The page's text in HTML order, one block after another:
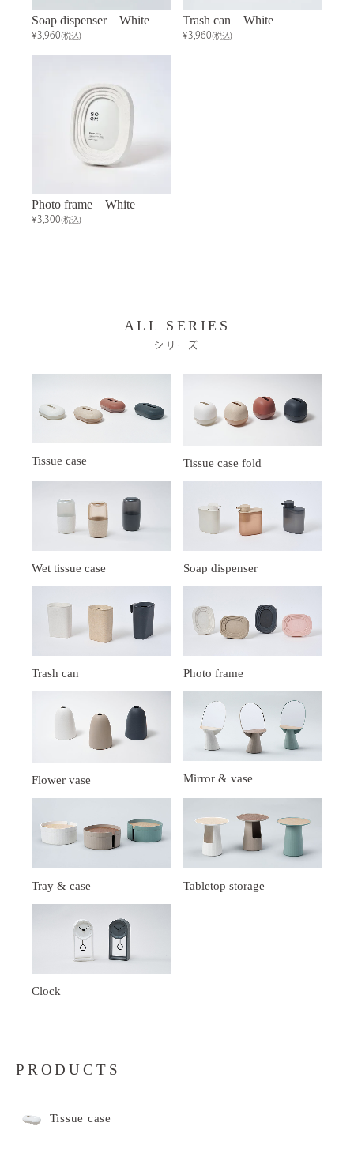
Soap dispenser White
¥3,960(税込)
Trash can White
¥3,960(税込)
Photo frame White
¥3,300(税込)
ALL SERIES
シリーズ
Tissue case Tissue case fold
Wet tissue case Soap dispenser
Trash can Photo frame
Flower vase Mirror & vase
Tray & case Tabletop storage
Clock
PRODUCTS
Tissue case